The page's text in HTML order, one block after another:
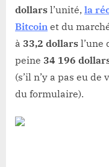
dollars l’unité, la
Bitcoin et du
à 33,2 dollars l’une
peine 34 196
(s’il n’y a pas eu
du formulaire).